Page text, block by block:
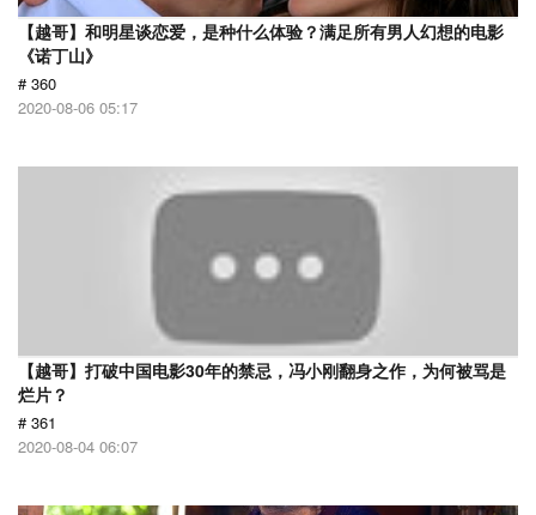
【越哥】和明星谈恋爱，是种什么体验？满足所有男人幻想的电影
《诺丁山》
# 360
2020-08-06 05:17
【越哥】打破中国电影30年的禁忌，冯小刚翻身之作，为何被骂是
烂片？
# 361
2020-08-04 06:07